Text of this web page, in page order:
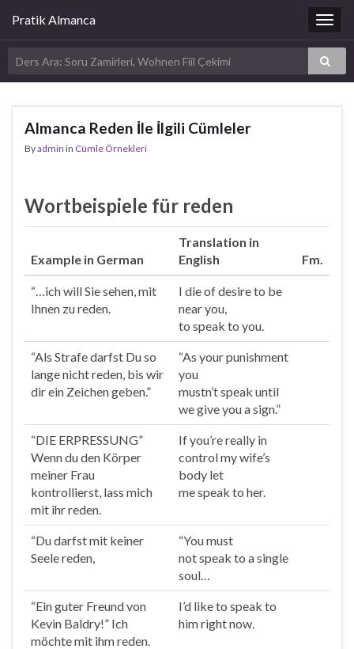
Pratik Almanca
Almanca Reden İle İlgili Cümleler
Byadmin in Cümle Örnekleri
Wortbeispiele für reden
Example in German
Translation in
English
Fm.
“…ich will Sie sehen, mit
Ihnen zureden.
I die of desire to be
near you,
to speak to you.
“Als Strafe darfst Du so
lange nichtreden, bis wir
dir ein Zeichen geben.”
“As your punishment
you
mustn’tspeak until
we give you a sign.”
“DIE ERPRESSUNG”
Wenn du den Körper
meiner Frau
kontrollierst, lass mich
mit ihrreden.
If you’re really in
control my wife’s
body let
mespeak to her.
“Du darfst mit keiner
Seelereden,
“You must
notspeak to a single
soul…
“Ein guter Freund von
Kevin Baldry!” Ich
möchte mit ihmreden.
I’d like to speak to
him right now.